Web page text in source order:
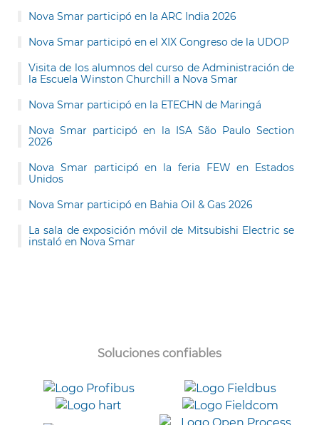
Nova Smar participó en la ARC India 2026
Nova Smar participó en el XIX Congreso de la UDOP
Visita de los alumnos del curso de Administración de
la Escuela Winston Churchill a Nova Smar
Nova Smar participó en la ETECHN de Maringá
Nova Smar participó en la ISA São Paulo Section
2026
Nova Smar participó en la feria FEW en Estados
Unidos
Nova Smar participó en Bahia Oil & Gas 2026
La sala de exposición móvil de Mitsubishi Electric se
instaló en Nova Smar
Soluciones confiables